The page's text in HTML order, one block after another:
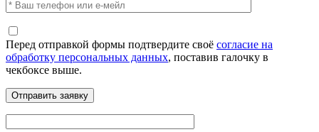
Перед отправкой формы подтвердите своё согласие на
обработку персональных данных, поставив галочку в
чекбоксе выше.